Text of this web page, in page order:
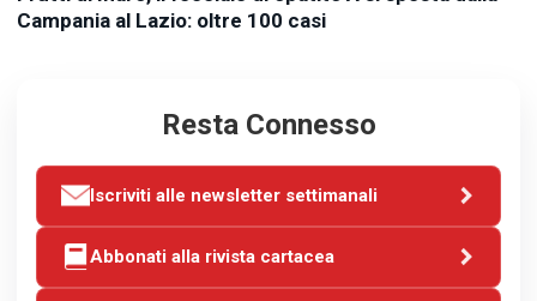
Campania al Lazio: oltre 100 casi
Resta Connesso
Iscriviti alle newsletter settimanali
Abbonati alla rivista cartacea